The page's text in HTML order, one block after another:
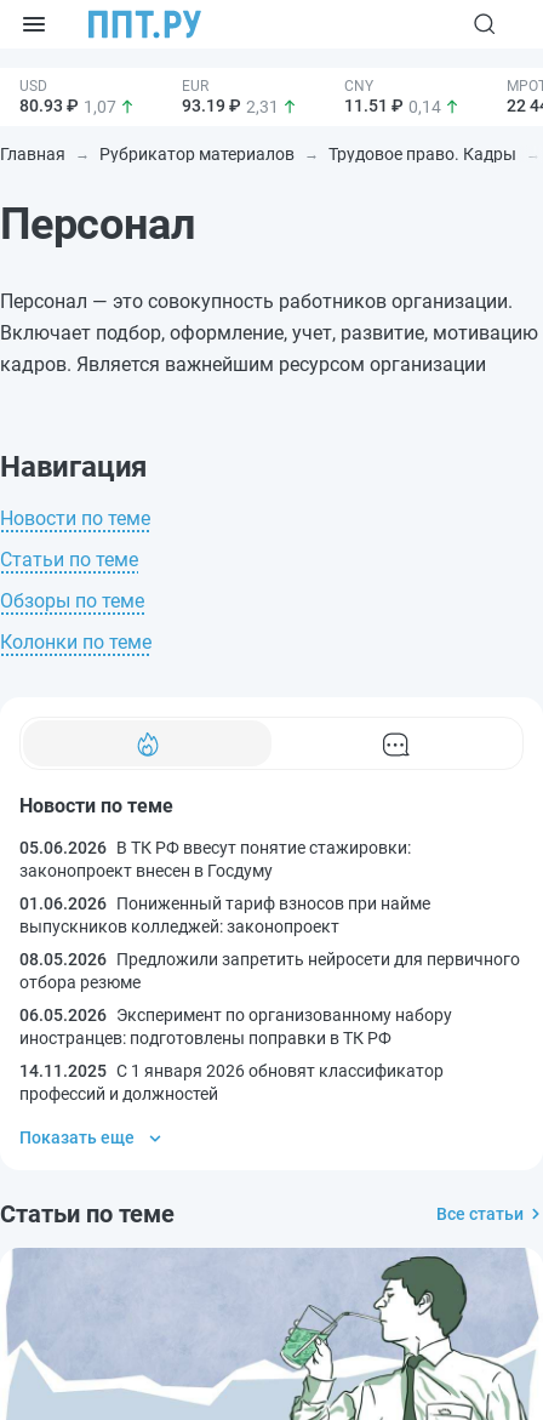
80.93 ₽ 1,07 93.19 ₽ 2,31 11.51 ₽ 0,14 22
Главная Рубрикатор материалов Трудовое право. Кадры
Персонал
Персонал — это совокупность работников организации.
Включает подбор, оформление, учет, развитие, мотивацию
кадров. Является важнейшим ресурсом организации
Новости по теме
05.06.2026 В ТК РФ ввесут понятие стажировки:
законопроект внесен в Госдуму
01.06.2026 Пониженный тариф взносов при найме
выпускников колледжей: законопроект
08.05.2026 Предложили запретить нейросети для первичного
отбора резюме
06.05.2026 Эксперимент по организованному набору
иностранцев: подготовлены поправки в ТК РФ
14.11.2025 С 1 января 2026 обновят классификатор
профессий и должностей
Показать еще
Статьи по теме Все статьи
Навигация
Новости по теме
Статьи по теме
Обзоры по теме
Колонки по теме